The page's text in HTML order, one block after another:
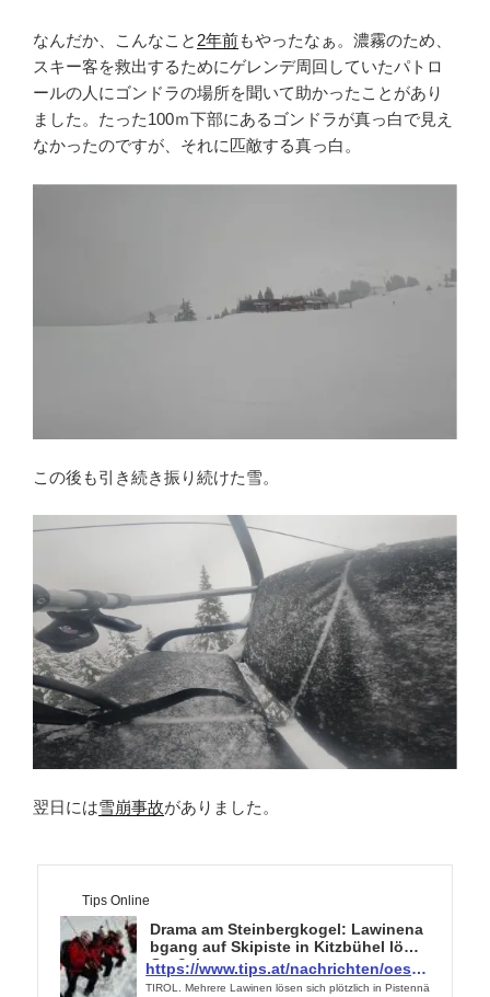
なんだか、こんなこと 2年前もやったなぁ。濃霧のため、
スキー客を救出するためにゲレンデ周回していたパトロ
ールの人にゴンドラの場所を聞いて助かったことがあり
ました。たった100ｍ下部にあるゴンドラが真っ白で見え
なかったのですが、それに匹敵する真っ白。
この後も引き続き振り続けた雪。
翌日には雪崩事故がありました。
Tips Online
Drama am Steinbergkogel: Lawinena
bgang auf Skipiste in Kitzbühel löst
Großein...
https://www.tips.at/nachrichten/oesterreich/oesterreich-welt/679587-drama-am-steinbergkogel-lawinenabgang-auf-skipiste-in-kitzbuehel-loest-grosseinsatz-aus
TIROL. Mehrere Lawinen lösen sich plötzlich in Pistennä